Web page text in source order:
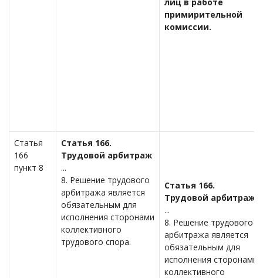
примирительной
комиссии.
Статья
166
пункт 8
Статья 166.
Трудовой арбитраж
...
8. Решение трудового
арбитража является
обязательным для
исполнения сторонами
коллективного
трудового спора.
Статья 166.
Трудовой арбитраж
...
8. Решение трудового
арбитража является
обязательным для
исполнения сторонами
коллективного